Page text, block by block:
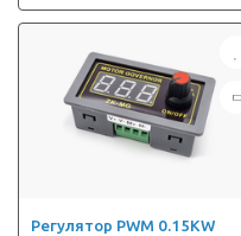
Регулятор PWM 0.15KW